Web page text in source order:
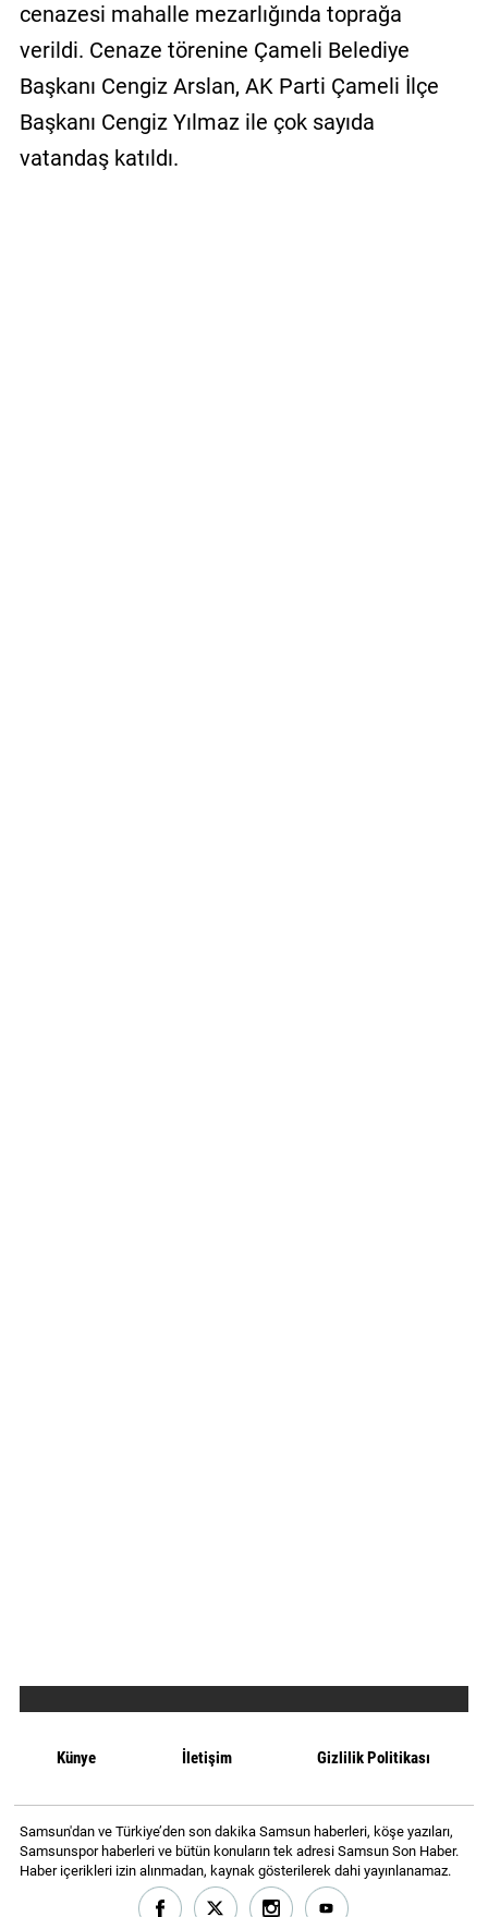
cenazesi mahalle mezarlığında toprağa
verildi. Cenaze törenine Çameli Belediye
Başkanı Cengiz Arslan, AK Parti Çameli İlçe
Başkanı Cengiz Yılmaz ile çok sayıda
vatandaş katıldı.
Künye İletişim Gizlilik Politikası
Samsun'dan ve Türkiye’den son dakika Samsun haberleri, köşe yazıları,
Samsunspor haberleri ve bütün konuların tek adresi Samsun Son Haber.
Haber içerikleri izin alınmadan, kaynak gösterilerek dahi yayınlanamaz.